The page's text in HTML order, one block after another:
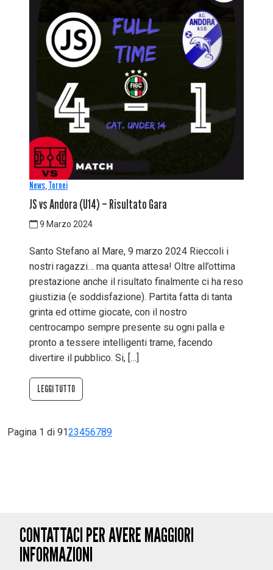
News,Tornei
JS vs Andora (U14) – Risultato Gara
9 Marzo 2024
Santo Stefano al Mare, 9 marzo 2024 Rieccoli i
nostri ragazzi… ma quanta attesa! Oltre all’ottima
prestazione anche il risultato finalmente ci ha reso
giustizia (e soddisfazione). Partita fatta di tanta
grinta ed ottime giocate, con il nostro
centrocampo sempre presente su ogni palla e
pronto a tessere intelligenti trame, facendo
divertire il pubblico. Si, […]
LEGGI TUTTO
Pagina 1 di 9123456789
CONTATTACI PER AVERE MAGGIORI
INFORMAZIONI